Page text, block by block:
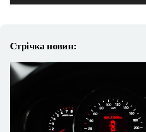
Стрічка новин: